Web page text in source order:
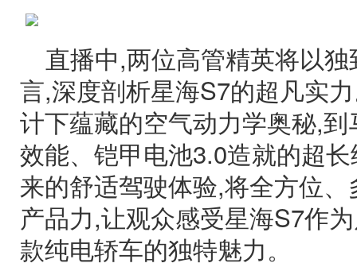
直播中,两位高管精英将以
言,深度剖析星海S7的超凡实
计下蕴藏的空气动力学奥秘,
效能、铠甲电池3.0造就的超
来的舒适驾驶体验,将全方位
产品力,让观众感受星海S7作
款纯电轿车的独特魅力。